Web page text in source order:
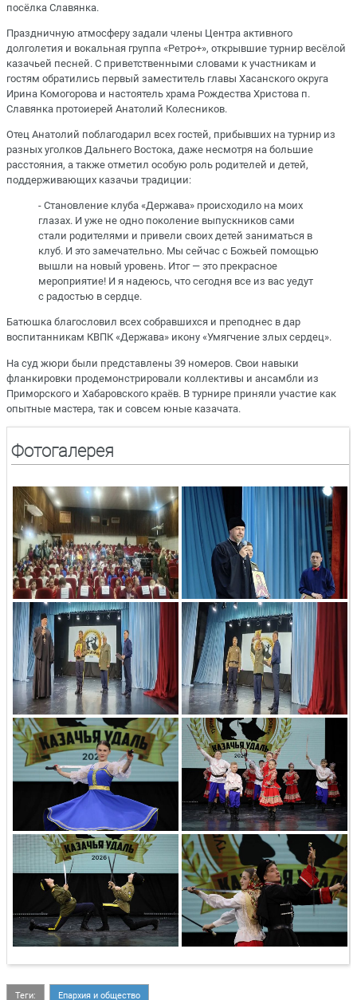
посёлка Славянка.
Праздничную атмосферу задали члены Центра активного
долголетия и вокальная группа «Ретро+», открывшие турнир весёлой
казачьей песней. С приветственными словами к участникам и
гостям обратились первый заместитель главы Хасанского округа
Ирина Комогорова и настоятель храма Рождества Христова п.
Славянка протоиерей Анатолий Колесников.
Отец Анатолий поблагодарил всех гостей, прибывших на турнир из
разных уголков Дальнего Востока, даже несмотря на большие
расстояния, а также отметил особую роль родителей и детей,
поддерживающих казачьи традиции:
- Становление клуба «Держава» происходило на моих
глазах. И уже не одно поколение выпускников сами
стали родителями и привели своих детей заниматься в
клуб. И это замечательно. Мы сейчас с Божьей помощью
вышли на новый уровень. Итог — это прекрасное
мероприятие! И я надеюсь, что сегодня все из вас уедут
с радостью в сердце.
Батюшка благословил всех собравшихся и преподнес в дар
воспитанникам КВПК «Держава» икону «Умягчение злых сердец».
На суд жюри были представлены 39 номеров. Свои навыки
фланкировки продемонстрировали коллективы и ансамбли из
Приморского и Хабаровского краёв. В турнире приняли участие как
опытные мастера, так и совсем юные казачата.
Фотогалерея
Теги: Епархия и общество